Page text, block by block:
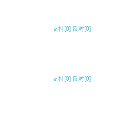
支持[0] 反对[0]
支持[0] 反对[0]